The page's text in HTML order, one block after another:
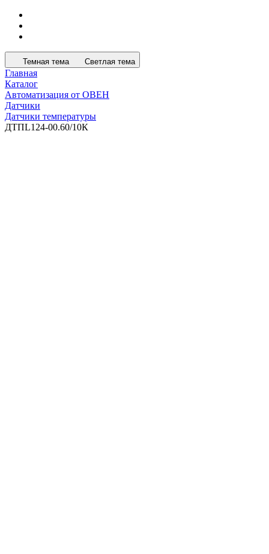
Темная тема Светлая тема
Главная
Каталог
Автоматизация от ОВЕН
Датчики
Датчики температуры
ДТПL124-00.60/10К